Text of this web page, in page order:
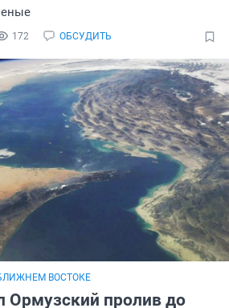
172 ОБСУДИТЬ
ВОСТОКЕ
Ормузский пролив до